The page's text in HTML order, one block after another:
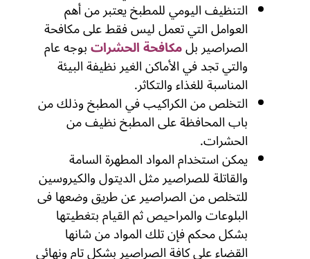
التنظيف اليومي للمطبخ يعتبر من أهم
العوامل التي تعمل ليس فقط على مكافحة
الصراصير بلمكافحة الحشراتبوجه عام
والتي تجد في الأماكن الغير نظيفة البيئة
المناسبة للغذاء والتكاثر.
التخلص من الكراكيب في المطبخ وذلك من
باب المحافظة على المطبخ نظيف من
الحشرات.
يمكن استخدام المواد المطهرة السامة
والقاتلة للصراصير مثل الديتول والكيروسين
للتخلص من الصراصير عن طريق وضعها فى
البلوعات والمراحيص ثم القيام بتغطيتها
بشكل محكم فإن تلك المواد من شانها
القضاء علي كافة الصراصير بشكل تام ونهائي